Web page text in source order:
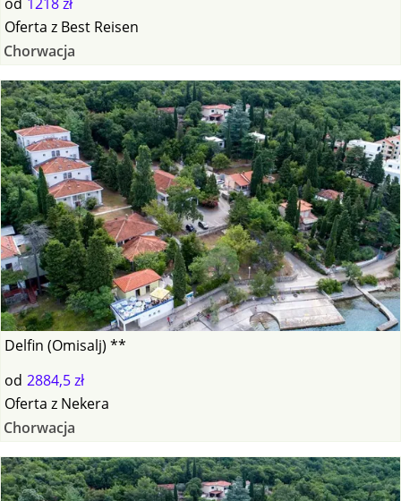
Oferta z Best Reisen
Chorwacja
Delfin (Omisalj) **
od 2884,5 zł
Oferta z Nekera
Chorwacja